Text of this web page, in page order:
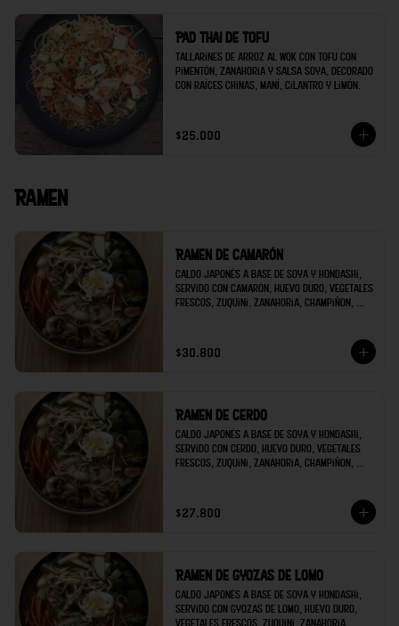
Pad thai de tofu
Tallarines de arroz al wok con tofu con
pimentón, zanahoria y salsa soya, decorado
con raíces chinas, maní, cilantro y limón.
$25.000
Ramen
Ramen de camarón
Caldo japonés a base de soya y hondashi,
servido con camarón, huevo duro, vegetales
frescos, zuquini, zanahoria, champiñon,
$30.800
Ramen de cerdo
Caldo japonés a base de soya y hondashi,
servido con cerdo, huevo duro, vegetales
frescos, zuquini, zanahoria, champiñon,
$27.800
Ramen de gyozas de lomo
Caldo japonés a base de soya y hondashi,
servido con gyozas de lomo, huevo duro,
vegetales frescos, zuquini, zanahoria,